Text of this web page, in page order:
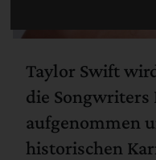
Taylor Swift
die Songwriters
aufgenommen
historischen